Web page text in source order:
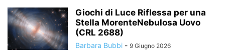
Giochi di Luce Riflessa per una
Stella MorenteNebulosa Uovo
(CRL 2688)
Barbara Bubbi - 9 Giugno 2026